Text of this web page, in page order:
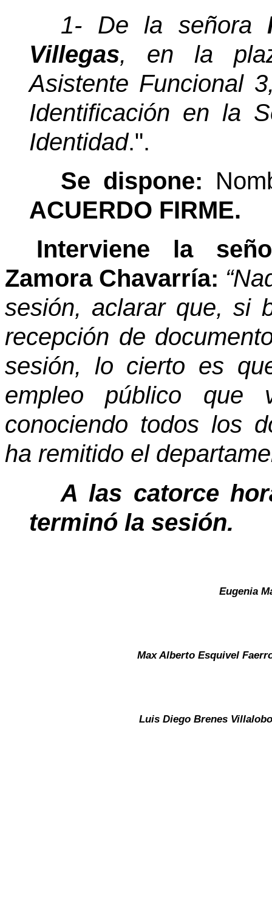
1- De la señora
Villegas, en la
Asistente Funcional
Identificación en la
Identidad.".
Se dispone:
ACUERDO FIRME.
Interviene la
Zamora Chavarría:
sesión, aclarar que, si
recepción de
sesión, lo cierto es
empleo público que
conociendo todos los
ha remitido el
A las catorce
terminó la sesión.
Eugenia
Max Alberto Esquivel
Luis Diego Brenes